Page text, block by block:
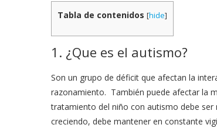
Tabla de contenidos [hide]
1. ¿Que es el autismo?
Son un grupo de déficit que afectan la
razonamiento. También puede afectar la
tratamiento del niño con autismo debe
creciendo, debe mantener en constante